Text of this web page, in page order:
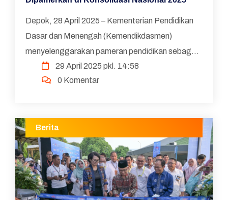
Depok, 28 April 2025 – Kementerian Pendidikan
Dasar dan Menengah (Kemendikdasmen)
menyelenggarakan pameran pendidikan sebagai
rangkaian dari Konsolidasi Nasional (Konsolnas)
Pendidikan Dasar dan...
29 April 2025 pkl. 14:58
0 Komentar
Berita